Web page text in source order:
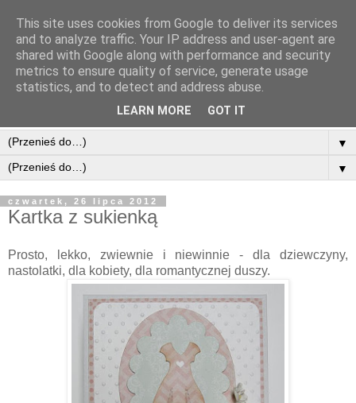
▼
▼
czwartek, 26 lipca 2012
Kartka z sukienką
Prosto, lekko, zwiewnie i niewinnie - dla dziewczyny,
nastolatki, dla kobiety, dla romantycznej duszy.
This site uses cookies from Google to deliver its services
and to analyze traffic. Your IP address and user-agent are
shared with Google along with performance and security
metrics to ensure quality of service, generate usage
statistics, and to detect and address abuse.
LEARN MORE GOT IT